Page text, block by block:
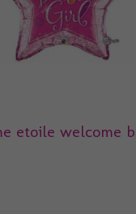
etoile welcome